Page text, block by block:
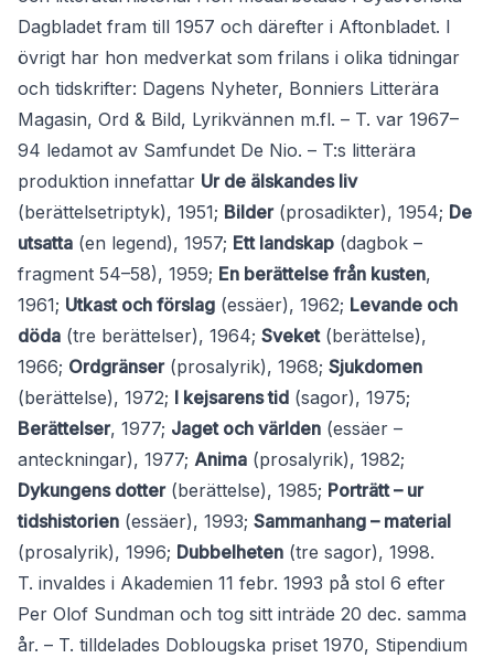
Dagbladet fram till 1957 och därefter i Aftonbladet. I
övrigt har hon medverkat som frilans i olika tidningar
och tidskrifter: Dagens Nyheter, Bonniers Litterära
Magasin, Ord & Bild, Lyrikvännen m.fl. – T. var 1967–
94 ledamot av Samfundet De Nio. – T:s litterära
produktion innefattar Ur de älskandes liv
(berättelsetriptyk), 1951; Bilder(prosadikter), 1954; De
utsatta (en legend), 1957; Ett landskap (dagbok –
fragment 54–58), 1959; En berättelse från kusten,
1961; Utkast och förslag (essäer), 1962; Levande och
döda (tre berättelser), 1964; Sveket(berättelse),
1966; Ordgränser(prosalyrik), 1968; Sjukdomen
(berättelse), 1972; I kejsarens tid (sagor), 1975;
Berättelser, 1977; Jaget och världen (essäer –
anteckningar), 1977; Anima (prosalyrik), 1982;
Dykungens dotter(berättelse), 1985; Porträtt – ur
tidshistorien (essäer), 1993; Sammanhang – material
(prosalyrik), 1996; Dubbelheten (tre sagor), 1998.
T. invaldes i Akademien 11 febr. 1993 på stol 6 efter
Per Olof Sundman och tog sitt inträde 20 dec. samma
år. – T. tilldelades Doblougska priset 1970, Stipendium